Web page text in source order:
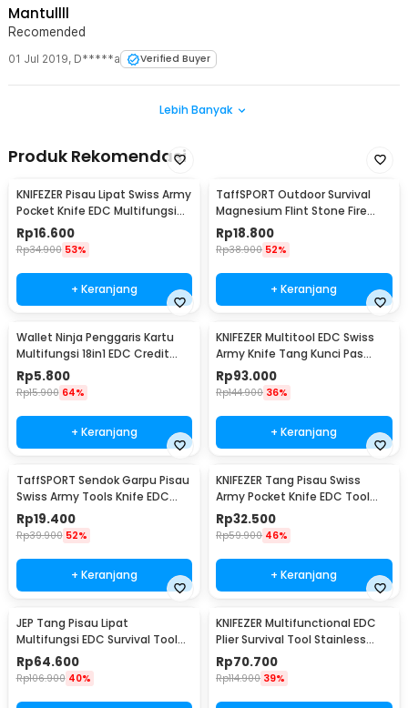
Mantullll
Recomended
01 Jul 2019, D*****a Verified Buyer
Lebih Banyak
Produk Rekomendasi
KNIFEZER Pisau Lipat Swiss Army
Pocket Knife EDC Multifungsi
11in1 - A3011
Rp16.600
Rp34.900 53%
+ Keranjang
TaffSPORT Outdoor Survival
Magnesium Flint Stone Fire
Starter Whistle - JD1422
Rp18.800
Rp38.900 52%
+ Keranjang
Wallet Ninja Penggaris Kartu
Multifungsi 18in1 EDC Credit
Card Sized - W085
Rp5.800
Rp15.900 64%
+ Keranjang
KNIFEZER Multitool EDC Swiss
Army Knife Tang Kunci Pas
Stainless Steel - MPG05
Rp93.000
Rp144.900 36%
+ Keranjang
TaffSPORT Sendok Garpu Pisau
Swiss Army Tools Knife EDC
6in1 - A007
Rp19.400
Rp39.900 52%
+ Keranjang
KNIFEZER Tang Pisau Swiss
Army Pocket Knife EDC Tool
Stainless Steel - A3009
Rp32.500
Rp59.900 46%
+ Keranjang
JEP Tang Pisau Lipat
Multifungsi EDC Survival Tool
Stainless Steel - MPA22S
Rp64.600
Rp106.900 40%
KNIFEZER Multifunctional EDC
Plier Survival Tool Stainless
Steel - MPA21
Rp70.700
Rp114.900 39%